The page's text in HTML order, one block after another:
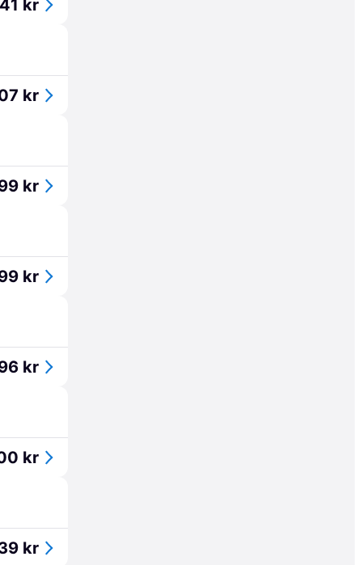
kr
kr
kr
kr
kr
kr
kr